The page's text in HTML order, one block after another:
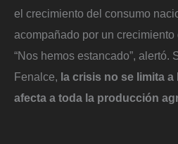
el crecimiento del consumo
acompañado por un
“Nos hemos estancado”, alertó.
Fenalce, la crisis no se limita
afecta a toda la producción